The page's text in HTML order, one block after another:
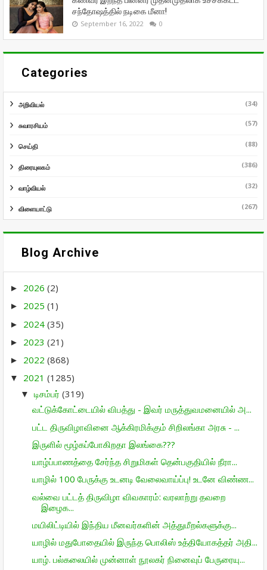
சந்தோஷத்தில் நடிகை மீனா!
September 16, 2022 0
Categories
அறிவியல் (34)
சுவாரசியம் (57)
செய்தி (88)
திரையுலகம் (386)
வாழ்வியல் (32)
விளையாட்டு (267)
Blog Archive
► 2026 (2)
► 2025 (1)
► 2024 (35)
► 2023 (21)
► 2022 (868)
▼ 2021 (1285)
▼ டிசம்பர் (319)
வட்டுக்கோட்டையில் விபத்து - இவர் மருத்துவமனையில் அ...
பட்ட திருவிழாவினை ஆக்கிரமிக்கும் சிறிலங்கா அரசு - ...
இருளில் மூழ்கப்போகிறதா இலங்கை???
யாழ்ப்பாணத்தை சேர்ந்த சிறுமிகள் தென்பகுதியில் நீரா...
யாழில் 100 பேருக்கு உடனடி வேலைவாய்ப்பு! உடனே விண்ண...
வல்வை பட்டத் திருவிழா விவகாரம்: வரலாற்று தவறை
இழைக...
மயிலிட்டியில் இந்திய மீனவர்களின் அத்துமீறல்களுக்கு...
யாழில் மதுபோதையில் இருந்த பொலிஸ் உத்தியோகத்தர் அதி...
யாழ். பல்கலையில் முன்னாள் நூலகர் நினைவுப் பேருரையு...